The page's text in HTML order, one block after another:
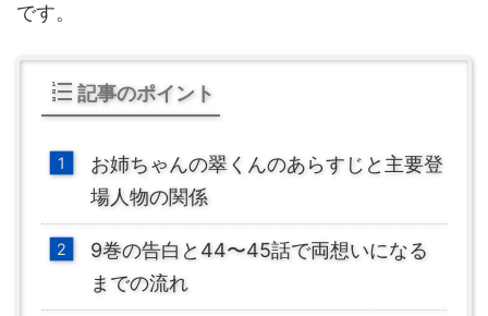
です。
記事のポイント
お姉ちゃんの翠くんのあらすじと主要登
場人物の関係
9巻の告白と44〜45話で両想いになる
までの流れ